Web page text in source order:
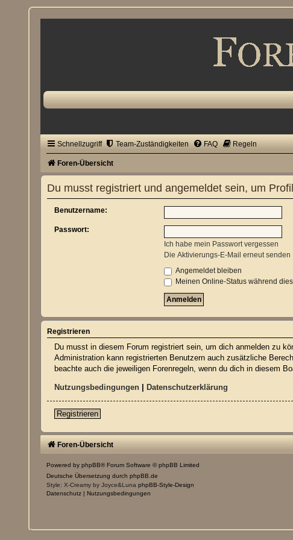
Schnellzugriff Team-Zuständigkeiten FAQ Regeln
Foren-Übersicht
Du musst registriert und angemeldet sein, um
Benutzername:
Passwort:
Ich habe mein Passwort vergessen
Die Aktivierungs-E-Mail erneut senden
Angemeldet bleiben
Meinen Online-Status während
Registrieren
Du musst in diesem Forum registriert sein, um dich anmelden zu
Administration kann registrierten Benutzern auch zusätzliche
beachte auch die jeweiligen Forenregeln, wenn du dich in diesem
Nutzungsbedingungen Datenschutzerklärung
Registrieren
Foren-Übersicht
Powered byphpBB® Forum Software © phpBB Limited
Deutsche Übersetzung durchphpBB.de
Style: X-Creamy by Joyce&LunaphpBB-Style-Design
Datenschutz
Nutzungsbedingungen